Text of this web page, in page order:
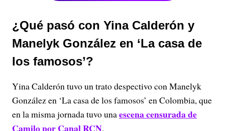
¿Qué pasó con Yina Calderón y
Manelyk González en ‘La casa de
los famosos’?
Yina Calderón tuvo un trato despectivo con Manelyk
González en ‘La casa de los famosos’ en Colombia, que
en la misma jornada tuvo unaescena censurada de
Camilo por Canal RCN.